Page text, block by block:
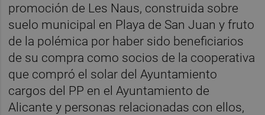
promoción de Les Naus, construida sobre
suelo municipal en Playa de San Juan y fruto
de la polémica por haber sido beneficiarios
de su compra como socios de la cooperativa
que compró el solar del Ayuntamiento
cargos del PP en el Ayuntamiento de
Alicante y personas relacionadas con ellos,